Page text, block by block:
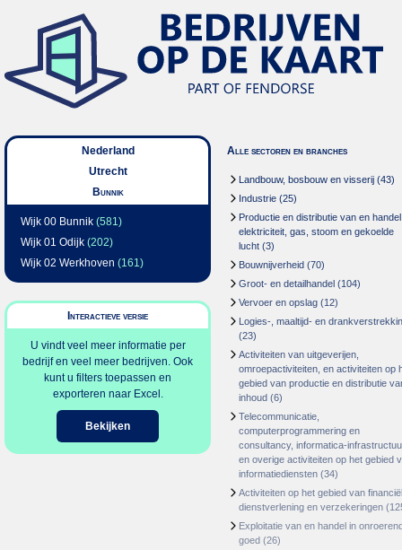
Nederland
Utrecht
Bunnik
Wijk 00 Bunnik (581)
Wijk 01 Odijk (202)
Wijk 02 Werkhoven (161)
Interactieve versie
U vindt veel meer informatie per
bedrijf en veel meer bedrijven. Ook
kunt u filters toepassen en
exporteren naar Excel.
Bekijken
Alle sectoren en branches
Landbouw, bosbouw en visserij (43)
Industrie (25)
Productie en distributie van en
elektriciteit, gas, stoom en gekoelde
lucht (3)
Bouwnijverheid (70)
Groot- en detailhandel (104)
Vervoer en opslag (12)
Logies-, maaltijd- en
(23)
Activiteiten van uitgeverijen,
omroepactiviteiten, en activiteiten op
gebied van productie en distributie
inhoud (6)
Telecommunicatie,
computerprogrammering en
consultancy, informatica-
en overige activiteiten op het gebied
informatiediensten (34)
Activiteiten op het gebied van
dienstverlening en verzekeringen
Exploitatie van en handel in
goed (26)